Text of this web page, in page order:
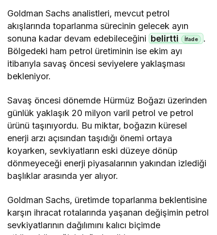
Goldman Sachs analistleri, mevcut petrol
akışlarında toparlanma sürecinin gelecek ayın
sonuna kadar devam edebileceğini belirtti
.
Bölgedeki ham petrol üretiminin ise ekim ayı
itibarıyla savaş öncesi seviyelere yaklaşması
bekleniyor.
Savaş öncesi dönemde Hürmüz Boğazı üzerinden
günlük yaklaşık 20 milyon varil petrol ve petrol
ürünü taşınıyordu. Bu miktar, boğazın küresel
enerji arzı açısından taşıdığı önemi ortaya
koyarken, sevkiyatların eski düzeye dönüp
dönmeyeceği enerji piyasalarının yakından izlediği
başlıklar arasında yer alıyor.
Goldman Sachs, üretimde toparlanma beklentisine
karşın ihracat rotalarında yaşanan değişimin petrol
sevkiyatlarının dağılımını kalıcı biçimde